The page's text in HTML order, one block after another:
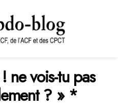
ne vois-tu pas
? » *